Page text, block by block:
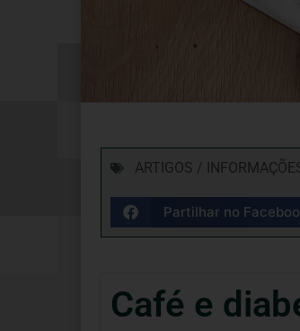
ARTIGOS /
Partilhar no
Café e